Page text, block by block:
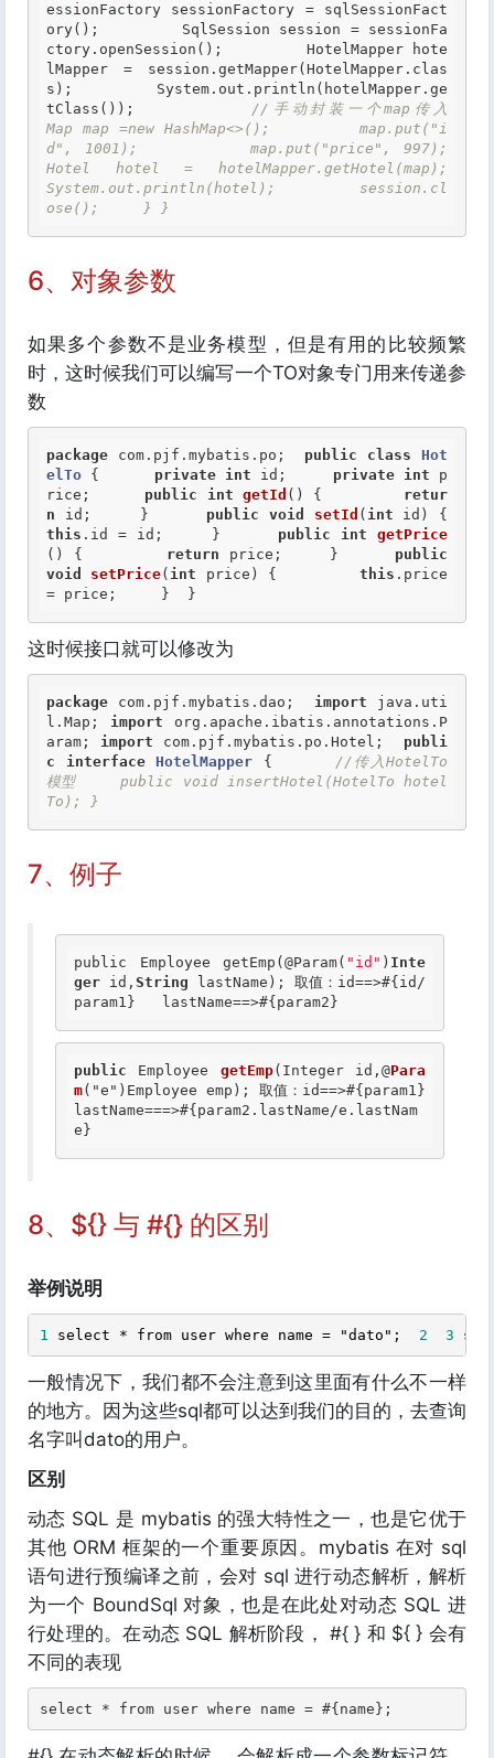
essionFactory sessionFactory = sqlSessionFact
ory();         SqlSession session = sessionFa
ctory.openSession();         HotelMapper hote
lMapper = session.getMapper(HotelMapper.clas
s);         System.out.println(hotelMapper.ge
tClass()); //手动封装一个map传入
Map map =new HashMap<>();         map.put("i
d", 1001);         map.put("price", 997);
Hotel hotel = hotelMapper.getHotel(map);
System.out.println(hotel);         session.cl
ose();     } }
6、对象参数
如果多个参数不是业务模型，但是有用的比较频繁
时，这时候我们可以编写一个TO对象专门用来传递参
数
package com.pjf.mybatis.po; public class
Hot
elTo { private int id; private int p
rice; public int getId () { retur
n id;     } public void setId ( int
this .id = id;     } public int
getPrice
() { return price;     } public
void
setPrice( int price) { this .price
= price;     }  }
这时候接口就可以修改为
package com.pjf.mybatis.dao; import java.uti
l.Map; import org.apache.ibatis.annotations.P
aram; import com.pjf.mybatis.po.Hotel; publi
c
interface HotelMapper {
//传入HotelTo
模型     public void insertHotel(HotelTo hotel
To); }
7、例子
public Employee getEmp(@Param( "id" ) Inte
ger id, String lastName); 取值：id==>#{id/
param1}
   lastName==>#
{param2}
public Employee getEmp(Integer id,@Para
m("e")Employee emp); 取值：id==>#{param1}
lastName===>#{param2.lastName/e.lastNam
e}
8、${} 与 #{} 的区别
举例说明
1 select * from user where name = "dato"; 2 3
一般情况下，我们都不会注意到这里面有什么不一样
的地方。因为这些sql都可以达到我们的目的，去查询
名字叫dato的用户。
区别
动态 SQL 是 mybatis 的强大特性之一，也是它优于
其他 ORM 框架的一个重要原因。mybatis 在对 sql
语句进行预编译之前，会对 sql 进行动态解析，解析
为一个 BoundSql 对象，也是在此处对动态 SQL 进
行处理的。在动态 SQL 解析阶段， #{ } 和 ${ } 会有
不同的表现
select * from user where name = #{name};